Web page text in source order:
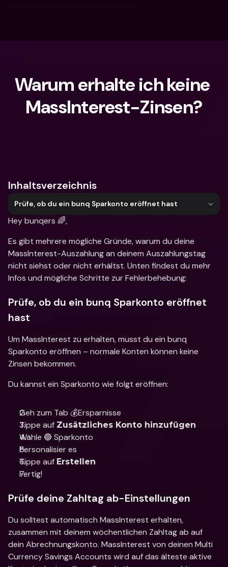
Warum erhalte ich keine
MassInterest-Zinsen?
Inhaltsverzeichnis
Prüfe, ob du ein bunq Sparkonto eröffnet hast
Hey bunqers 🌈,
Es gibt mehrere mögliche Gründe, warum du deine
MassInterest-Auszahlung an deinem Auszahlungstag
nicht siehst oder nicht erhältst. Unten findest du mehr
Infos und mögliche Schritte zur Fehlerbehebung:
Prüfe, ob du ein bunq Sparkonto eröffnet
hast
Um MassInterest zu erhalten, musst du ein bunq
Sparkonto eröffnen – normale Konten können keine
Zinsen bekommen.
Du kannst ein Sparkonto wie folgt eröffnen:
Geh zum Tab 💰Ersparnisse
Tippe auf Zusätzliches Konto hinzufügen
Wähle 🔵 Sparkonto
Personalisier es
Tippe auf Erstellen
Fertig!
Prüfe deine Zahltag ab-Einstellungen
Du solltest automatisch MassInterest erhalten,
zusammen mit deinem wöchentlichen Zahltag ab auf
dein Abrechnungskonto. MassInterest von deinen Multi
Currency Savings Accounts wird auf das älteste aktive